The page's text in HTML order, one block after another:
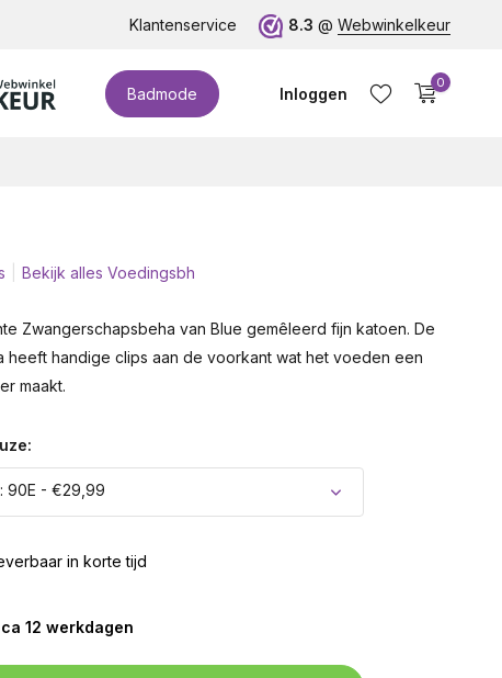
cupmaten (t/m cup M)!
Klantenservice 8.3 @ Webwinkelkeur
Badmode Inloggen
0
Bekijk alles Voedingsbh
Zwangerschapsbeha van Blue gemêleerd fijn katoen. De
heeft handige clips aan de voorkant wat het voeden een
maakt.
90E - €29,99
in korte tijd
12 werkdagen